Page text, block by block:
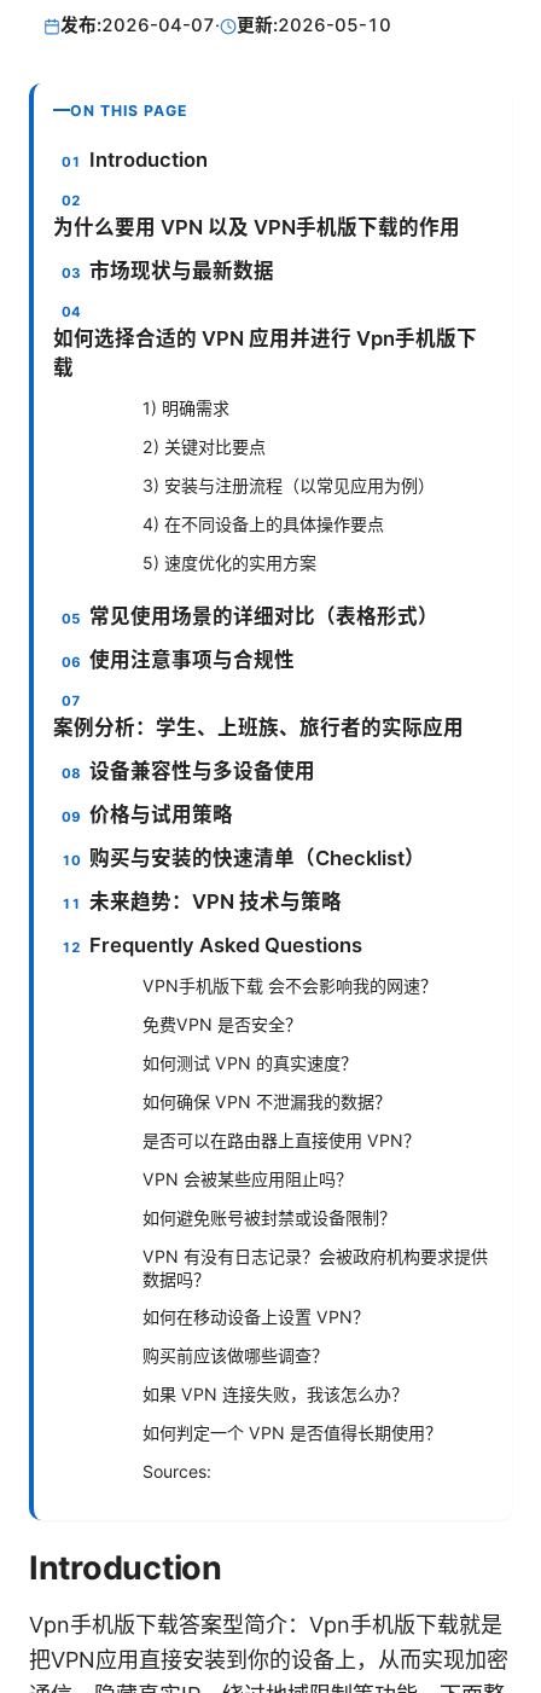
发布:2026-04-07· 更新:2026-05-10
ON THIS PAGE
Introduction
为什么要用 VPN 以及 VPN手机版下载的作用
市场现状与最新数据
如何选择合适的 VPN 应用并进行 Vpn手机版下
载
1) 明确需求
2) 关键对比要点
3) 安装与注册流程（以常见应用为例）
4) 在不同设备上的具体操作要点
5) 速度优化的实用方案
常见使用场景的详细对比（表格形式）
使用注意事项与合规性
案例分析：学生、上班族、旅行者的实际应用
设备兼容性与多设备使用
价格与试用策略
购买与安装的快速清单（Checklist）
未来趋势：VPN 技术与策略
Frequently Asked Questions
VPN手机版下载 会不会影响我的网速？
免费VPN 是否安全？
如何测试 VPN 的真实速度？
如何确保 VPN 不泄漏我的数据？
是否可以在路由器上直接使用 VPN？
VPN 会被某些应用阻止吗？
如何避免账号被封禁或设备限制？
VPN 有没有日志记录？会被政府机构要求提供
数据吗？
如何在移动设备上设置 VPN？
购买前应该做哪些调查？
如果 VPN 连接失败，我该怎么办？
如何判定一个 VPN 是否值得长期使用？
Sources:
Introduction
Vpn手机版下载答案型简介：Vpn手机版下载就是
把VPN应用直接安装到你的设备上，从而实现加密